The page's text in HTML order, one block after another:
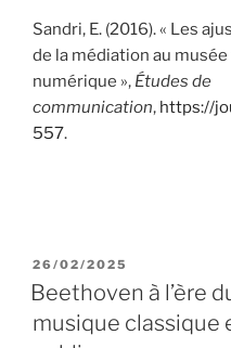
Sandri, E. (2016). « Les
de la médiation au
numérique », Études de
communication, https://
557.
P
U
B
L
26/02/2025
Beethoven à l’ère
musique classique